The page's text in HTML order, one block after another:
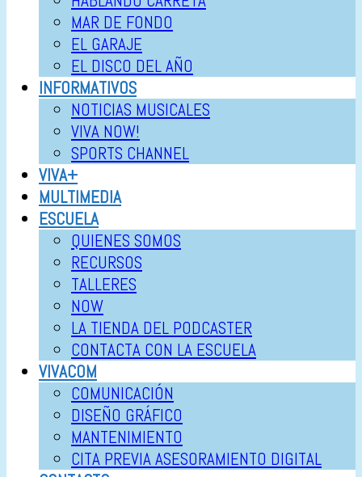
MAR DE FONDO
EL GARAJE
EL DISCO DEL AÑO
INFORMATIVOS
NOTICIAS MUSICALES
VIVA NOW!
SPORTS CHANNEL
VIVA+
MULTIMEDIA
ESCUELA
QUIENES SOMOS
RECURSOS
TALLERES
NOW
LA TIENDA DEL PODCASTER
CONTACTA CON LA ESCUELA
VIVACOM
COMUNICACIÓN
DISEÑO GRÁFICO
MANTENIMIENTO
CITA PREVIA ASESORAMIENTO DIGITAL